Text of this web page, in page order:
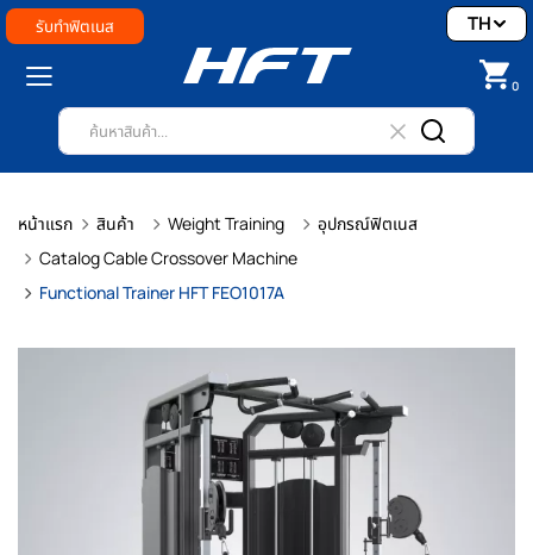
รับทำฟิตเนส
0
TH
หน้าแรก สินค้า Weight Training
อุปกรณ์ฟิตเนส
Catalog Cable Crossover Machine
Functional Trainer HFT FEO1017A